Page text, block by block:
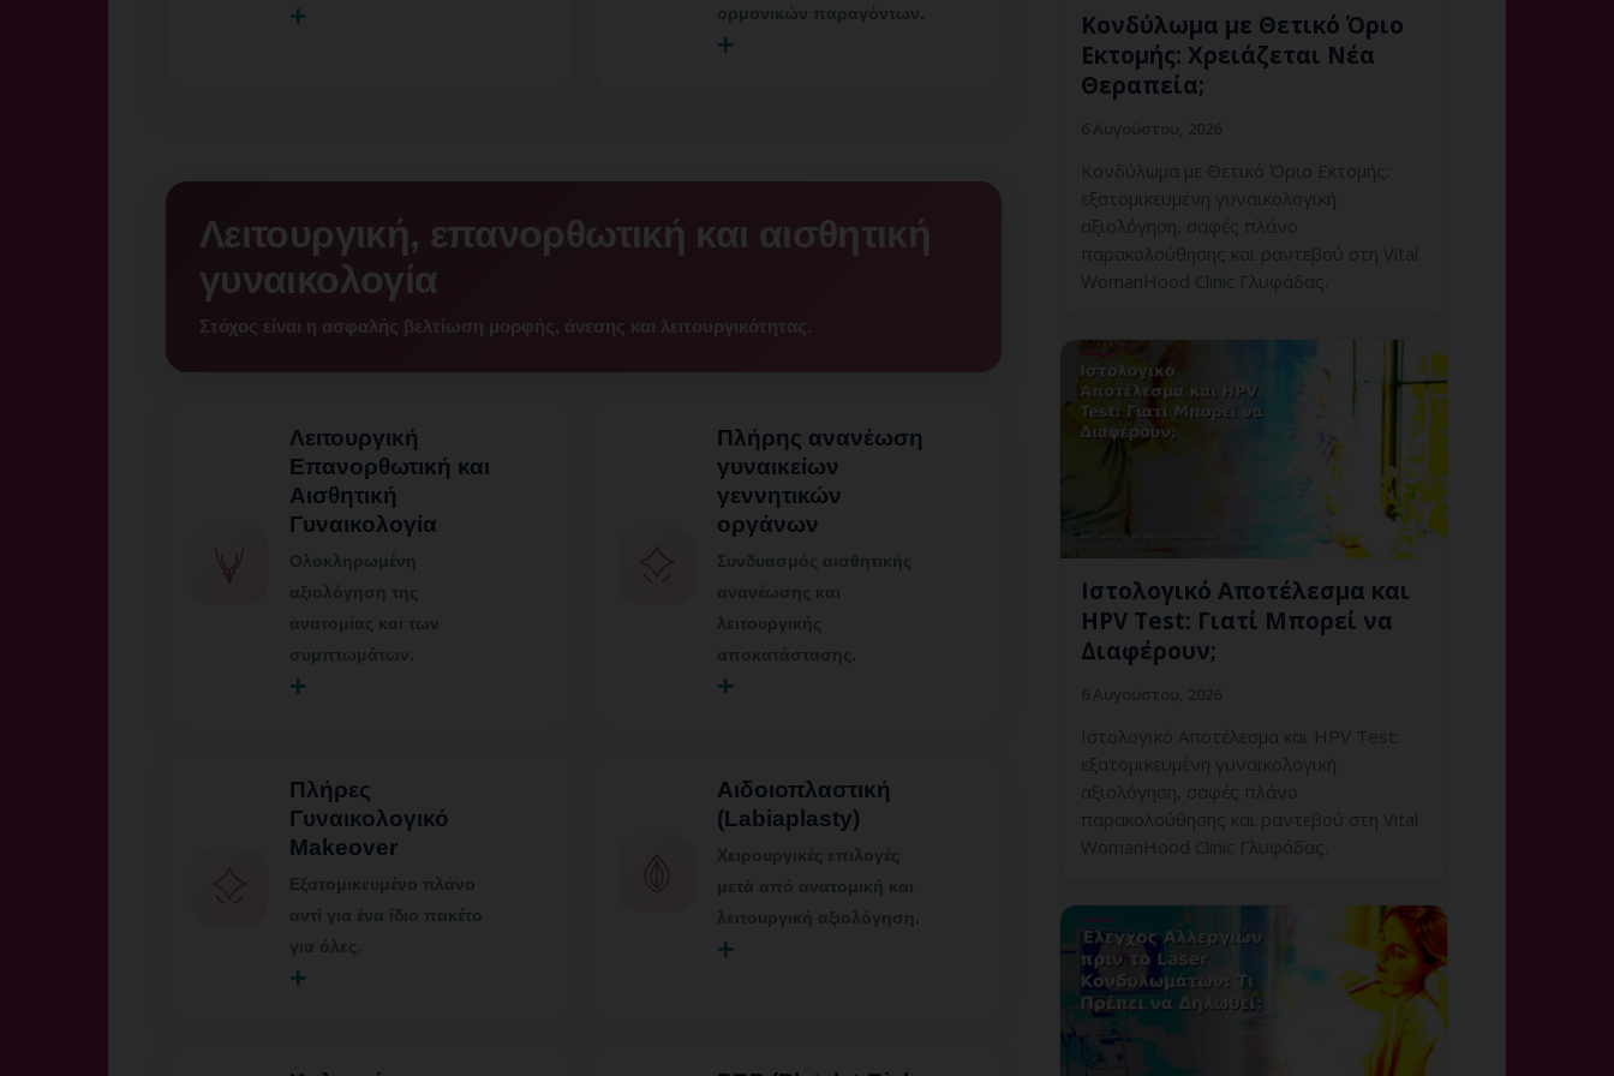
+
ορμονικών παραγόντων.
+
Λειτουργική, επανορθωτική και αισθητική
γυναικολογία
Στόχος είναι η ασφαλής βελτίωση μορφής, άνεσης και λειτουργικότητας.
Λειτουργική
Επανορθωτική και
Αισθητική
Γυναικολογία
Ολοκληρωμένη
αξιολόγηση της
ανατομίας και των
συμπτωμάτων.
+
Πλήρης ανανέωση
γυναικείων
γεννητικών
οργάνων
Συνδυασμός αισθητικής
ανανέωσης και
λειτουργικής
αποκατάστασης.
+
Πλήρες
Γυναικολογικό
Makeover
Εξατομικευμένο πλάνο
αντί για ένα ίδιο πακέτο
για όλες.
+
Αιδοιοπλαστική
(Labiaplasty)
Χειρουργικές επιλογές
μετά από ανατομική και
λειτουργική αξιολόγηση.
+
Κονδύλωμα με Θετικό Όριο
Εκτομής: Χρειάζεται Νέα
Θεραπεία;
Κονδύλωμα με Θετικό Όριο Εκτομής:
εξατομικευμένη γυναικολογική
αξιολόγηση, σαφές πλάνο
παρακολούθησης και ραντεβού στη Vital
WomanHood Clinic Γλυφάδας.
Ιστολογικό Αποτέλεσμα και
HPV Test: Γιατί Μπορεί να
Διαφέρουν;
Ιστολογικό Αποτέλεσμα και HPV Test:
εξατομικευμένη γυναικολογική
αξιολόγηση, σαφές πλάνο
παρακολούθησης και ραντεβού στη Vital
WomanHood Clinic Γλυφάδας.